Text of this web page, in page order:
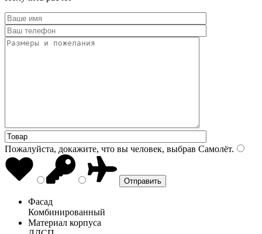
Пожалуйста, докажите, что вы человек, выбрав Самолёт.
Фасад
Комбинированный
Материал корпуса